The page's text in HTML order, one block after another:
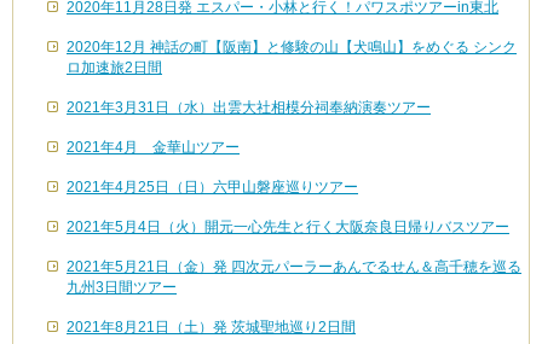
2020年11月28日発 エスパー・小林と行く！パワスポツアーin東北
2020年12月 神話の町【阪南】と修験の山【犬鳴山】をめぐる シンク
ロ加速旅2日間
2021年3月31日（水）出雲大社相模分祠奉納演奏ツアー
2021年4月 金華山ツアー
2021年4月25日（日）六甲山磐座巡りツアー
2021年5月4日（火）開元一心先生と行く大阪奈良日帰りバスツアー
2021年5月21日（金）発 四次元パーラーあんでるせん＆高千穂を巡る
九州3日間ツアー
2021年8月21日（土）発 茨城聖地巡り2日間